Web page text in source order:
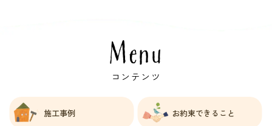
Menu
コンテンツ
施工事例 お約束できること